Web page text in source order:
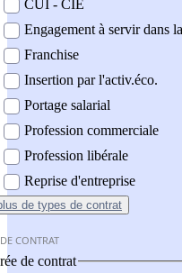
CUI - CIE
Engagement à servir dans
Franchise
Insertion par l'activ.éco.
Portage salarial
Profession commerciale
Profession libérale
Reprise d'entreprise
de types de contrat
CONTRAT
de contrat